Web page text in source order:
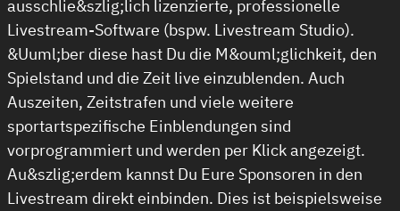
ausschlie&szlig;lich lizenzierte, professionelle
Livestream-Software (bspw. Livestream Studio).
&Uuml;ber diese hast Du die M&ouml;glichkeit, den
Spielstand und die Zeit live einzublenden. Auch
Auszeiten, Zeitstrafen und viele weitere
sportartspezifische Einblendungen sind
vorprogrammiert und werden per Klick angezeigt.
Au&szlig;erdem kannst Du Eure Sponsoren in den
Livestream direkt einbinden. Dies ist beispielsweise